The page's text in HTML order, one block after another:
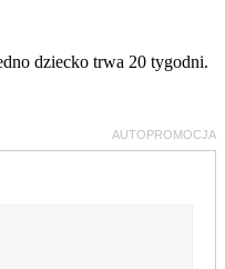
dziecko trwa 20 tygodni.
AUTOPROMOCJA